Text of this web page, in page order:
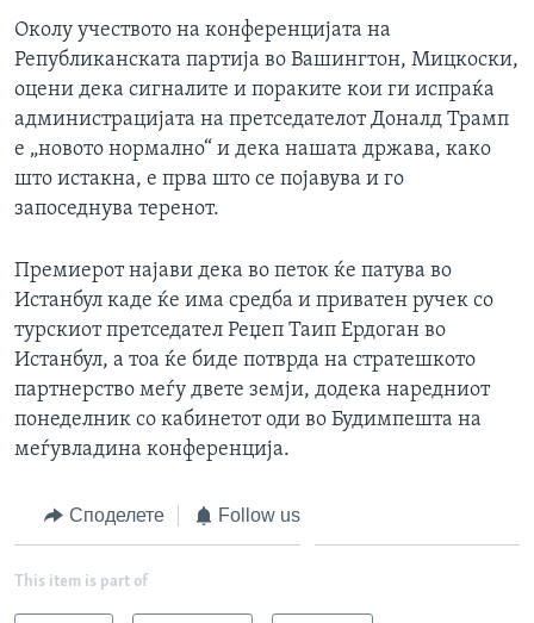
Околу учеството на конференцијата на
Републиканската партија во Вашингтон, Мицкоски,
оцени дека сигналите и пораките кои ги испраќа
администрацијата на претседателот Доналд Трамп
е „новото нормално“ и дека нашата држава, како
што истакна, е прва што се појавува и го
запоседнува теренот.
Премиерот најави дека во петок ќе патува во
Истанбул каде ќе има средба и приватен ручек со
турскиот претседател Реџеп Таип Ердоган во
Истанбул, а тоа ќе биде потврда на стратешкото
партнерство меѓу двете земји, додека наредниот
понеделник со кабинетот оди во Будимпешта на
меѓувладина конференција.
Споделете Follow us
This item is part of